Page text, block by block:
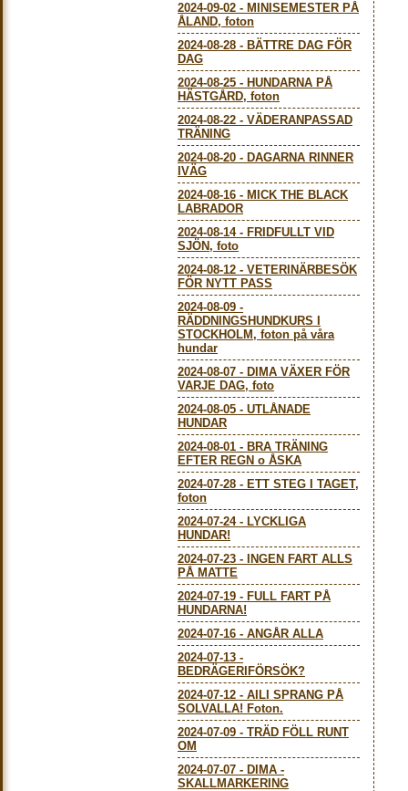
2024-09-02 - MINISEMESTER PÅ
ÅLAND, foton
2024-08-28 - BÄTTRE DAG FÖR
DAG
2024-08-25 - HUNDARNA PÅ
HÄSTGÅRD, foton
2024-08-22 - VÄDERANPASSAD
TRÄNING
2024-08-20 - DAGARNA RINNER
IVÄG
2024-08-16 - MICK THE BLACK
LABRADOR
2024-08-14- FRIDFULLT VID
SJÖN, foto
2024-08-12 - VETERINÄRBESÖK
FÖR NYTT PASS
2024-08-09 -
RÄDDNINGSHUNDKURS I
STOCKHOLM, foton på våra
hundar
2024-08-07 - DIMA VÄXER FÖR
VARJE DAG, foto
2024-08-05 - UTLÅNADE
HUNDAR
2024-08-01 - BRA TRÄNING
EFTER REGN o ÅSKA
2024-07-28 - ETT STEG I TAGET,
foton
2024-07-24- LYCKLIGA
HUNDAR!
2024-07-23 -
INGEN FART ALLS
PÅ MATTE
2024-07-19 - FULL FART PÅ
HUNDARNA!
2024-07-16 - ANGÅR ALLA
2024-07-13 -
BEDRÄGERIFÖRSÖK?
2024-07-12 - AILI SPRANG PÅ
SOLVALLA! Foton.
2024-07-09 - TRÄD FÖLL RUNT
OM
2024-07-07 - DIMA -
SKALLMARKERING